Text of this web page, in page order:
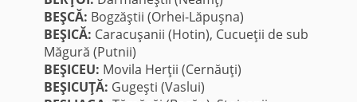
BEŞCĂ: Bogzăştii (Orhei-Lăpuşna)
BEŞICĂ: Caracuşanii (Hotin), Cucueţii de sub
Măgură (Putnii)
BEŞICEU: Movila Herţii (Cernăuţi)
BEŞICUŢĂ: Gugeşti (Vaslui)